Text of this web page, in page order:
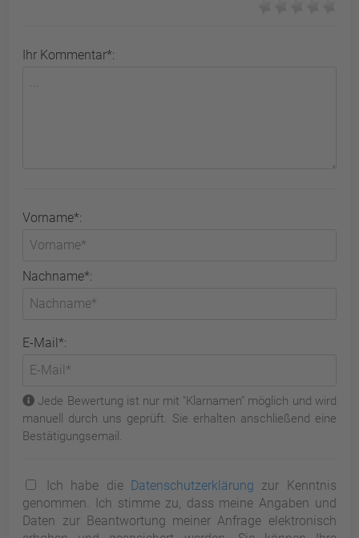
Ihr Kommentar*:
Vorname*:
Nachname*:
E-Mail*:
Jede Bewertung ist nur mit "Klarnamen" möglich und wird
manuell durch uns geprüft. Sie erhalten anschließend eine
Bestätigungsemail.
Ich habe die Datenschutzerklärung zur Kenntnis
genommen. Ich stimme zu, dass meine Angaben und
Daten zur Beantwortung meiner Anfrage elektronisch